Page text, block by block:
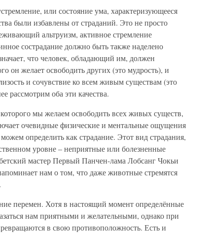
или состояние ума, характеризующееся
были избавлены от страданий. Это не просто
альтруизм, активное стремление
сострадание должно быть также наделено
что человек, обладающий им, должен
он желает освободить других (это мудрость), и
и сочувствие ко всем живым существам (это
рассмотрим оба эти качества.
мы желаем освободить всех живых существ,
очевидные физические и ментальные ощущения
определить как страдание. Этот вид страдания,
уровне – неприятные или болезненные
мастер Первый Панчен-лама Лобсанг Чокьи
нам о том, что даже животные стремятся
перемен. Хотя в настоящий момент определённые
нам приятными и желательными, однако при
в свою противоположность. Есть и